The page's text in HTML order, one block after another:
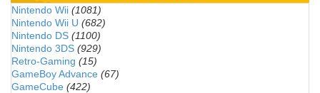
Nintendo Wii (1081)
Nintendo Wii U (682)
Nintendo DS (1100)
Nintendo 3DS (929)
Retro-Gaming (15)
GameBoy Advance (67)
GameCube (422)